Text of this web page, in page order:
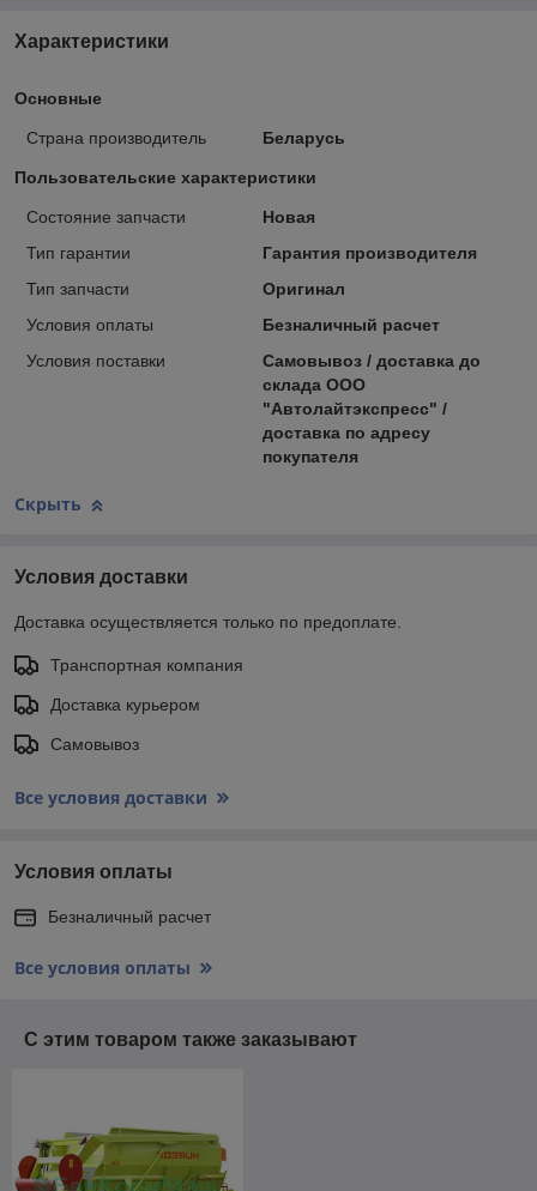
Характеристики
Основные
Страна производитель Беларусь
Пользовательские характеристики
Состояние запчасти
Новая
Тип гарантии
Гарантия производителя
Тип запчасти
Оригинал
Условия оплаты
Безналичный расчет
Условия поставки
Самовывоз / доставка до
склада ООО
"Автолайтэкспресс" /
доставка по адресу
покупателя
Скрыть
Условия доставки
Доставка осуществляется только по предоплате.
Транспортная компания
Доставка курьером
Самовывоз
Все условия доставки
Условия оплаты
Безналичный расчет
Все условия оплаты
С этим товаром также заказывают